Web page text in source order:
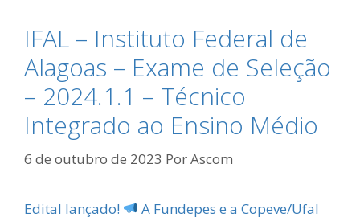
IFAL – Instituto Federal de
Alagoas – Exame de Seleção
– 2024.1.1 – Técnico
Integrado ao Ensino Médio
6 de outubro de 2023 PorAscom
Edital lançado!
A Fundepes e a Copeve/Ufal